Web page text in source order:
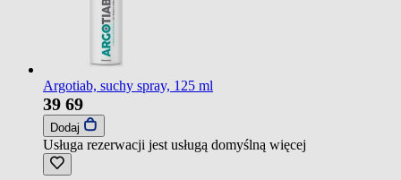
Argotiab, suchy spray, 125 ml
39 69
Dodaj
Usługa rezerwacji jest usługą domyślną więcej